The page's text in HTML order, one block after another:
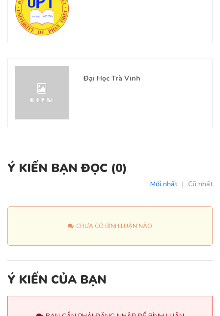
Đại Học Trà Vinh
Ý KIẾN BẠN ĐỌC (0)
Mới nhất | Cũ nhất
CHƯA CÓ BÌNH LUẬN NÀO
Ý KIẾN CỦA BẠN